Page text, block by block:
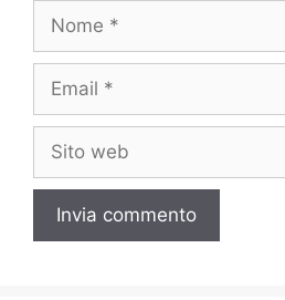
Nome
Email
Sito
web